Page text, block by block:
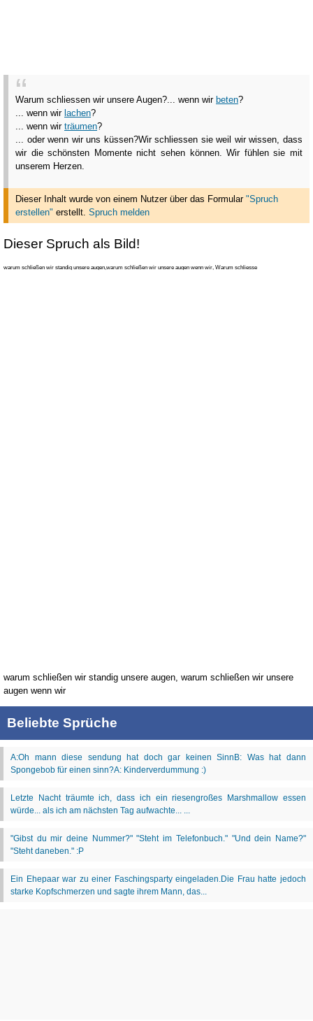
Warum schliessen wir unsere Augen?... wenn wir beten?
... wenn wir lachen?
... wenn wir träumen?
... oder wenn wir uns küssen?Wir schliessen sie weil wir wissen, dass
wir die schönsten Momente nicht sehen können. Wir fühlen sie mit
unserem Herzen.
Dieser Inhalt wurde von einem Nutzer über das Formular "Spruch
erstellen" erstellt. Spruch melden
Dieser Spruch als Bild!
warum schließen wir standig unsere augen,warum schließen wir unsere augen wenn wir, Warum schliesse
warum schließen wir standig unsere augen, warum schließen wir unsere
augen wenn wir
Beliebte Sprüche